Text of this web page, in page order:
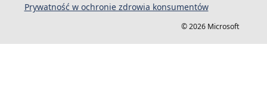
Prywatność w ochronie zdrowia konsumentów
© 2026 Microsoft